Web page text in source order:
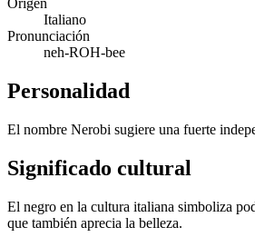
Origen
Italiano
Pronunciación
neh-ROH-bee
Personalidad
El nombre Nerobi sugiere una fuerte
Significado cultural
El negro en la cultura italiana simboliza
que también aprecia la belleza.